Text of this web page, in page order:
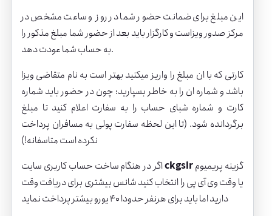
این مبلغ برای ضمانت حضور شما در روز و ساعت مشخص در
مرکز صدور ویزاست و کارگزار باید بعد از حضور شما مبلغ مذکور را
به حساب شما عودت دهد.
کارتی که با ان مبلغ را واریز میکنید بهتر است به نام متقاضی ویزا
باشد و شماره ان را به خاطر بسپارید؛ چون در حضور باید شماره
کارت و شماره شبای حساب را به سفارت اعلام کنید تا مبلغ
برگردانده شود. (تا این لحظه سفارت پولی به مسافران پرداخت
نکرده است متاسفانه!)
ckgsirگزینه پریمیوم
یا وقت وی آی پی را انتخاب کنید شانس بیشتری برای دریافت وقت
دارید اما باید برای هرنفر حدودا 40 یورو بیشتر پرداخت نماید